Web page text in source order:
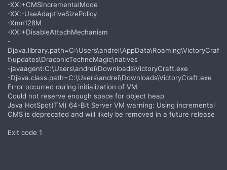
-XX:+CMSIncrementalMode
-XX:-UseAdaptiveSizePolicy
-Xmn128M
-XX:+DisableAttachMechanism
-
Djava.library.path=C:\Users\andrei\AppData\Roaming\VictoryCraf
t\updates\DraconicTechnoMagic\natives
-javaagent:C:\Users\andrei\Downloads\VictoryCraft.exe
-Djava.class.path=C:\Users\andrei\Downloads\VictoryCraft.exe
Error occurred during initialization of VM
Could not reserve enough space for object heap
Java HotSpot(TM) 64-Bit Server VM warning: Using incremental
CMS is deprecated and will likely be removed in a future release
Exit code 1